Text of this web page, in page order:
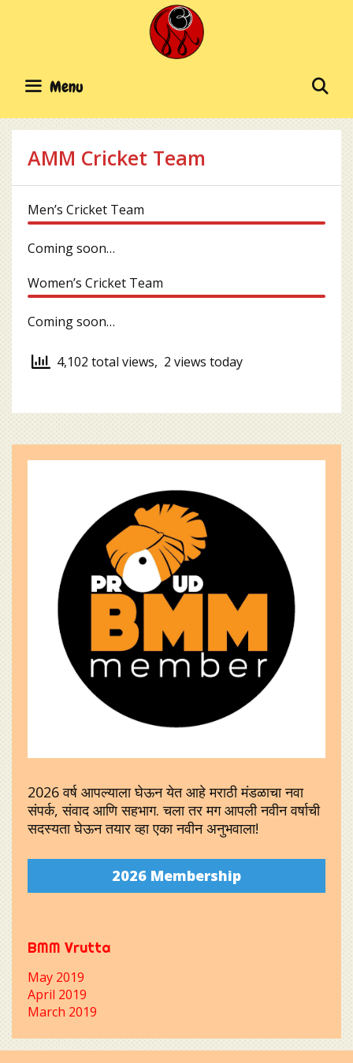
Menu
AMM Cricket Team
Men’s Cricket Team
Coming soon…
Women’s Cricket Team
Coming soon…
4,102 total views, 2 views today
2026 वर्ष आपल्याला घेऊन येत आहे मराठी मंडळाचा नवा
संपर्क, संवाद आणि सहभाग. चला तर मग आपली नवीन वर्षाची
सदस्यता घेऊन तयार व्हा एका नवीन अनुभवाला!
2026 Membership
BMM Vrutta
May 2019
April 2019
March 2019